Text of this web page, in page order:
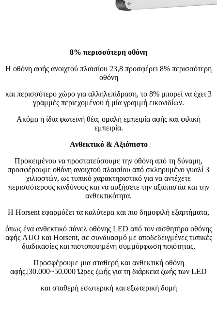
8% περισσότερη οθόνη
Η οθόνη αφής ανοιχτού πλαισίου 23,8 προσφέρει 8% περισσότερη
οθόνη
και περισσότερο χώρο για αλληλεπίδραση, το 8% μπορεί να έχει 3
γραμμές περιεχομένου ή μία γραμμή εικονιδίων.
Ακόμα η ίδια φωτεινή θέα, ομαλή εμπειρία αφής και φιλική
εμπειρία.
Ανθεκτικό & Αξιόπιστο
Προκειμένου να προστατεύσουμε την οθόνη από τη δύναμη,
προσφέρουμε οθόνη ανοιχτού πλαισίου από σκληρυμένο γυαλί 3
χιλιοστών, ως τυπικό χαρακτηριστικό για να αντέχετε
περισσότερους κινδύνους και να αυξήσετε την αξιοπιστία και την
ανθεκτικότητα.
Η Horsent εφαρμόζει τα καλύτερα και πιο δημοφιλή εξαρτήματα,
όπως ένα ανθεκτικό πάνελ οθόνης LED από τον αισθητήρα οθόνης
αφής AUO και Horsent, σε συνδυασμό με αποδεδειγμένες τυπικές
διαδικασίες και πιστοποιημένη συμμόρφωση ποιότητας,
Προσφέρουμε μια σταθερή και ανθεκτική οθόνη
αφής.|30.000~50.000 Ώρες ζωής για τη διάρκεια ζωής των LED
και σταθερή εσωτερική και εξωτερική δομή